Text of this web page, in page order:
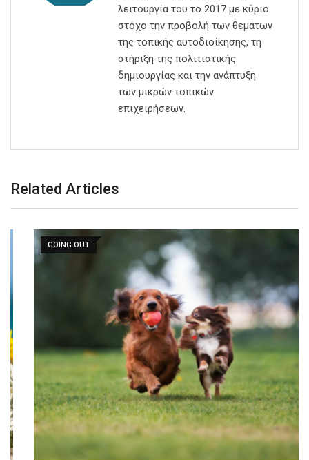
λειτουργία του το 2017 με κύριο
στόχο την προβολή των θεμάτων
της τοπικής αυτοδιοίκησης, τη
στήριξη της πολιτιστικής
δημιουργίας και την ανάπτυξη
των μικρών τοπικών
επιχειρήσεων.
Related Articles
GOING OUT